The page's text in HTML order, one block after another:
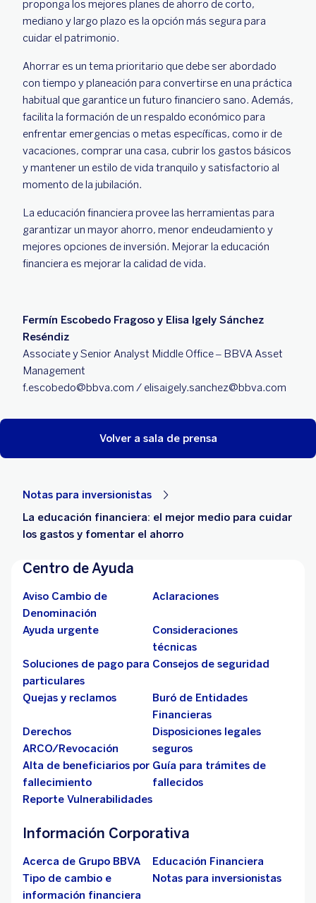
proponga los mejores planes de ahorro de corto,
mediano y largo plazo es la opción más segura para
cuidar el patrimonio.
Ahorrar es un tema prioritario que debe ser abordado
con tiempo y planeación para convertirse en una práctica
habitual que garantice un futuro financiero sano. Además,
facilita la formación de un respaldo económico para
enfrentar emergencias o metas específicas, como ir de
vacaciones, comprar una casa, cubrir los gastos básicos
y mantener un estilo de vida tranquilo y satisfactorio al
momento de la jubilación.
La educación financiera provee las herramientas para
garantizar un mayor ahorro, menor endeudamiento y
mejores opciones de inversión. Mejorar la educación
financiera es mejorar la calidad de vida.
Fermín Escobedo Fragoso y Elisa Igely Sánchez
Reséndiz
Associate y Senior Analyst Middle Office – BBVA Asset
Management
f.escobedo@bbva.com / elisaigely.sanchez@bbva.com
Volver a sala de prensa
Notas para inversionistas
La educación financiera: el mejor medio para cuidar
los gastos y fomentar el ahorro
Centro de Ayuda
Aviso Cambio de
Denominación
Aclaraciones
Ayuda urgente
Consideraciones
técnicas
Soluciones de pago para
particulares
Consejos de seguridad
Quejas y reclamos
Buró de Entidades
Financieras
Derechos
ARCO/Revocación
Disposiciones legales
seguros
Alta de beneficiarios por
fallecimiento
Guía para trámites de
fallecidos
Reporte Vulnerabilidades
Información Corporativa
Acerca de Grupo BBVA
Educación Financiera
Tipo de cambio e
información financiera
Notas para inversionistas